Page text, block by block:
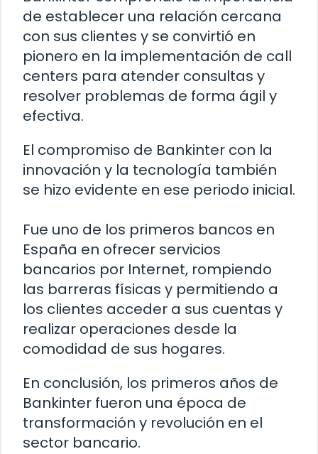
de establecer una relación cercana
con sus clientes y se convirtió en
pionero en la implementación de call
centers para atender consultas y
resolver problemas de forma ágil y
efectiva.
El compromiso de Bankinter con la
innovación y la tecnología también
se hizo evidente en ese periodo inicial.
Fue uno de los primeros bancos en
España en ofrecer servicios
bancarios por Internet, rompiendo
las barreras físicas y permitiendo a
los clientes acceder a sus cuentas y
realizar operaciones desde la
comodidad de sus hogares.
En conclusión, los primeros años de
Bankinter fueron una época de
transformación y revolución en el
sector bancario.